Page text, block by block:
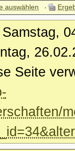
auswählen
Seite